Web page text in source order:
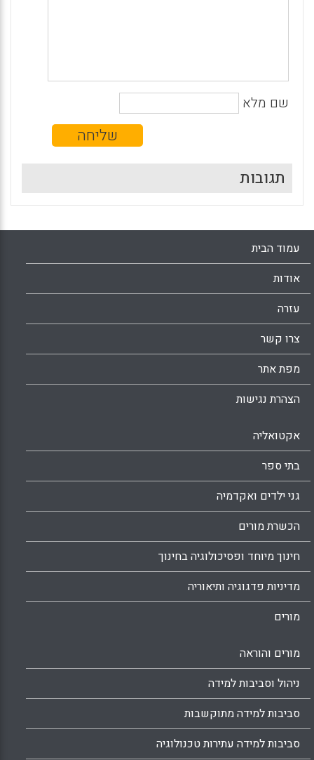
שם מלא
תגובות
עמוד הבית
אודות
עזרה
צרו קשר
מפת אתר
הצהרת נגישות
אקטואליה
בתי ספר
גני ילדים ואקדמיה
הכשרת מורים
חינוך מיוחד ופסיכולוגיה בחינוך
מדיניות פדגוגיה ותיאוריה
מורים
מורים והוראה
ניהול וסביבות למידה
סביבות למידה מתוקשבות
סביבות למידה עתירות טכנולוגיה